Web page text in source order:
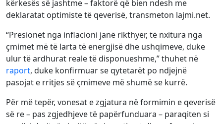
kërkesës së jashtme – faktorë që bien ndesh me
deklaratat optimiste të qeverisë, transmeton lajmi.net.
“Presionet nga inflacioni janë rikthyer, të nxitura nga
çmimet më të larta të energjisë dhe ushqimeve, duke
ulur të ardhurat reale të disponueshme,” thuhet në
raport, duke konfirmuar se qytetarët po ndjejnë
pasojat e rritjes së çmimeve më shumë se kurrë.
Për më tepër, vonesat e zgjatura në formimin e qeverisë
së re – pas zgjedhjeve të papërfunduara – paraqiten si